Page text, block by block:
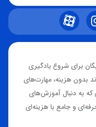
برای شروع یادگیری
بدون هزینه، مهارت‌های
که به دنبال آموزش‌های
و جامع با هزینه‌ای